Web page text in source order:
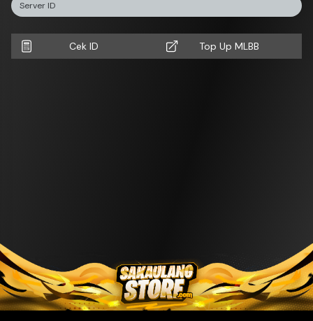
Cek ID Top Up MLBB